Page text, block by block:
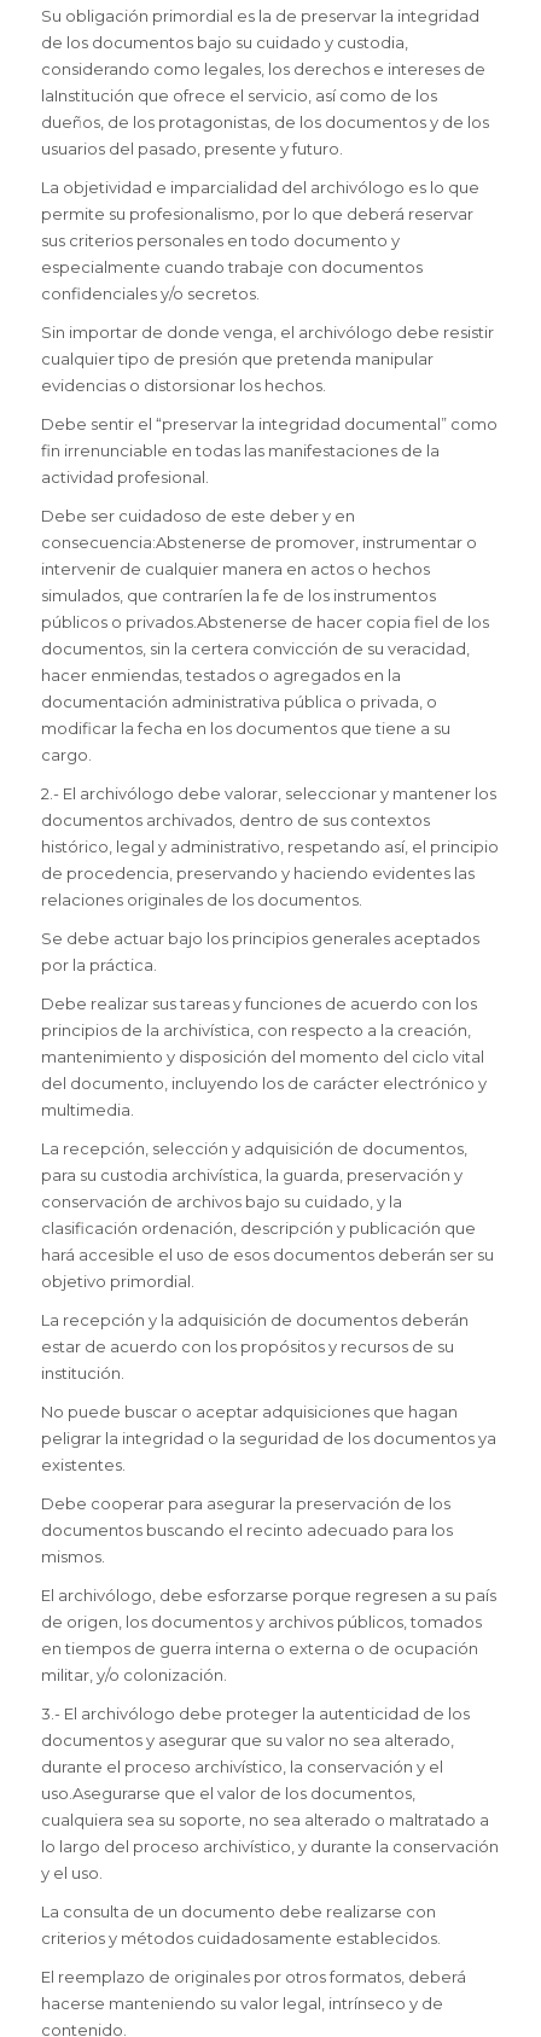
Su obligación primordial es la de preservar la integridad
de los documentos bajo su cuidado y custodia,
considerando como legales, los derechos e intereses de
laInstitución que ofrece el servicio, así como de los
dueños, de los protagonistas, de los documentos y de los
usuarios del pasado, presente y futuro.
La objetividad e imparcialidad del archivólogo es lo que
permite su profesionalismo, por lo que deberá reservar
sus criterios personales en todo documento y
especialmente cuando trabaje con documentos
confidenciales y/o secretos.
Sin importar de donde venga, el archivólogo debe resistir
cualquier tipo de presión que pretenda manipular
evidencias o distorsionar los hechos.
Debe sentir el “preservar la integridad documental” como
fin irrenunciable en todas las manifestaciones de la
actividad profesional.
Debe ser cuidadoso de este deber y en
consecuencia:Abstenerse de promover, instrumentar o
intervenir de cualquier manera en actos o hechos
simulados, que contraríen la fe de los instrumentos
públicos o privados.Abstenerse de hacer copia fiel de los
documentos, sin la certera convicción de su veracidad,
hacer enmiendas, testados o agregados en la
documentación administrativa pública o privada, o
modificar la fecha en los documentos que tiene a su
cargo.
2.- El archivólogo debe valorar, seleccionar y mantener los
documentos archivados, dentro de sus contextos
histórico, legal y administrativo, respetando así, el principio
de procedencia, preservando y haciendo evidentes las
relaciones originales de los documentos.
Se debe actuar bajo los principios generales aceptados
por la práctica.
Debe realizar sus tareas y funciones de acuerdo con los
principios de la archivística, con respecto a la creación,
mantenimiento y disposición del momento del ciclo vital
del documento, incluyendo los de carácter electrónico y
multimedia.
La recepción, selección y adquisición de documentos,
para su custodia archivística, la guarda, preservación y
conservación de archivos bajo su cuidado, y la
clasificación ordenación, descripción y publicación que
hará accesible el uso de esos documentos deberán ser su
objetivo primordial.
La recepción y la adquisición de documentos deberán
estar de acuerdo con los propósitos y recursos de su
institución.
No puede buscar o aceptar adquisiciones que hagan
peligrar la integridad o la seguridad de los documentos ya
existentes.
Debe cooperar para asegurar la preservación de los
documentos buscando el recinto adecuado para los
mismos.
El archivólogo, debe esforzarse porque regresen a su país
de origen, los documentos y archivos públicos, tomados
en tiempos de guerra interna o externa o de ocupación
militar, y/o colonización.
3.- El archivólogo debe proteger la autenticidad de los
documentos y asegurar que su valor no sea alterado,
durante el proceso archivístico, la conservación y el
uso.Asegurarse que el valor de los documentos,
cualquiera sea su soporte, no sea alterado o maltratado a
lo largo del proceso archivístico, y durante la conservación
y el uso.
La consulta de un documento debe realizarse con
criterios y métodos cuidadosamente establecidos.
El reemplazo de originales por otros formatos, deberá
hacerse manteniendo su valor legal, intrínseco y de
contenido.